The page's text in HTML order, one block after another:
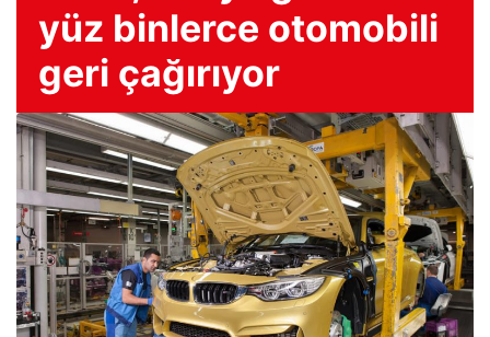
yüz binlerce otomobili
geri çağırıyor